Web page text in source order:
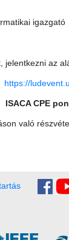
igazgató
jelentkezni az
https://
ISACA CPE
való